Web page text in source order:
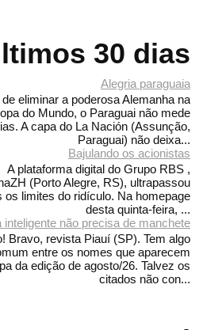
30 dias
Alegria paraguaia
eliminar a poderosa Alemanha na
do Mundo, o Paraguai não mede
A capa do La Nación (Assunção,
Paraguai) não deixa...
Bajulando os acionistas
A plataforma digital do Grupo RBS ,
(Porto Alegre, RS), ultrapassou
os limites do ridículo. Na homepage
desta quinta-feira, ...
inteligente não precisa de manchete
Bravo, revista Piauí (SP). Tem algo
entre os nomes que aparecem
da edição de agosto/26. Talvez os
citados não con...